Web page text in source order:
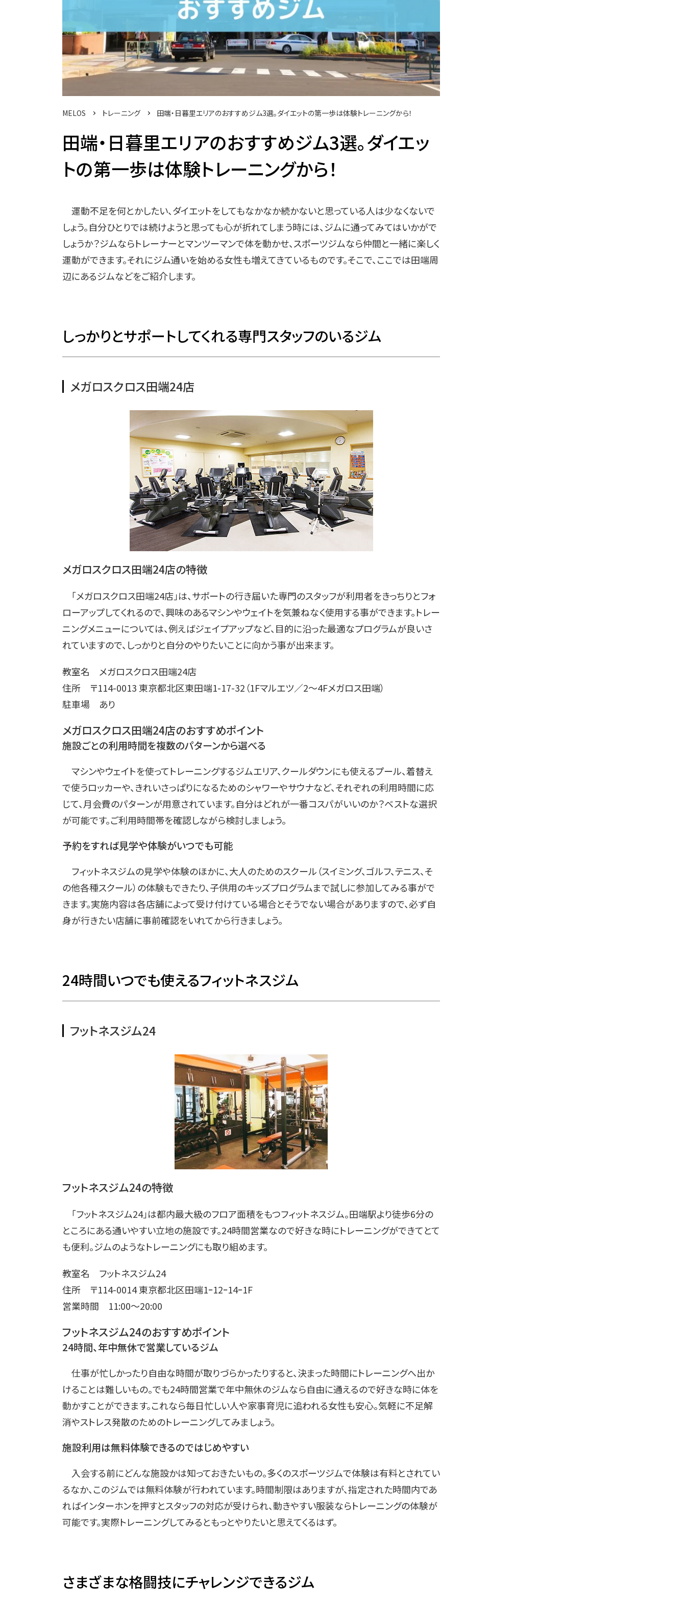
MELOS トレーニング 田端・日暮里エリアのおすすめジム3選。ダイエットの第一歩は体験トレーニングから！
田端・日暮里エリアのおすすめジム3選。ダイエッ
トの第一歩は体験トレーニングから！
運動不足を何とかしたい、ダイエットをしてもなかなか続かないと思っている人は少なくないで
しょう。自分ひとりでは続けようと思っても心が折れてしまう時には、ジムに通ってみてはいかがで
しょうか？ジムならトレーナーとマンツーマンで体を動かせ、スポーツジムなら仲間と一緒に楽しく
運動ができます。それにジム通いを始める女性も増えてきているものです。そこで、ここでは田端周
辺にあるジムなどをご紹介します。
しっかりとサポートしてくれる専門スタッフのいるジム
メガロスクロス田端24店
メガロスクロス田端24店の特徴
「メガロスクロス田端24店」は、サポートの行き届いた専門のスタッフが利用者をきっちりとフォ
ローアップしてくれるので、興味のあるマシンやウェイトを気兼ねなく使用する事ができます。トレー
ニングメニューについては、例えばジェイプアップなど、目的に沿った最適なプログラムが良いさ
れていますので、しっかりと自分のやりたいことに向かう事が出来ます。
教室名 メガロスクロス田端24店
住所 〒114-0013 東京都北区東田端1-17-32（1Fマルエツ／2～4Fメガロス田端）
駐車場 あり
メガロスクロス田端24店のおすすめポイント
施設ごとの利用時間を複数のパターンから選べる
マシンやウェイトを使ってトレーニングするジムエリア、クールダウンにも使えるプール、着替え
で使うロッカーや、きれいさっぱりになるためのシャワーやサウナなど、それぞれの利用時間に応
じて、月会費のパターンが用意されています。自分はどれが一番コスパがいいのか？ベストな選択
が可能です。ご利用時間帯を確認しながら検討しましょう。
予約をすれば見学や体験がいつでも可能
フィットネスジムの見学や体験のほかに、大人のためのスクール（スイミング、ゴルフ、テニス、そ
の他各種スクール）の体験もできたり、子供用のキッズプログラムまで試しに参加してみる事がで
きます。実施内容は各店舗によって受け付けている場合とそうでない場合がありますので、必ず自
身が行きたい店舗に事前確認をいれてから行きましょう。
24時間いつでも使えるフィットネスジム
フットネスジム24
フットネスジム24の特徴
「フットネスジム24」は都内最大級のフロア面積をもつフィットネスジム。田端駅より徒歩6分の
ところにある通いやすい立地の施設です。24時間営業なので好きな時にトレーニングができてとて
も便利。ジムのようなトレーニングにも取り組めます。
教室名 フットネスジム24
住所 〒114-0014 東京都北区田端1ｰ12ｰ14ｰ1F
営業時間 11:00〜20:00
フットネスジム24のおすすめポイント
24時間、年中無休で営業しているジム
仕事が忙しかったり自由な時間が取りづらかったりすると、決まった時間にトレーニングへ出か
けることは難しいもの。でも24時間営業で年中無休のジムなら自由に通えるので好きな時に体を
動かすことができます。これなら毎日忙しい人や家事育児に追われる女性も安心。気軽に不足解
消やストレス発散のためのトレーニングしてみましょう。
施設利用は無料体験できるのではじめやすい
入会する前にどんな施設かは知っておきたいもの。多くのスポーツジムで体験は有料とされてい
るなか、このジムでは無料体験が行われています。時間制限はありますが、指定された時間内であ
ればインターホンを押すとスタッフの対応が受けられ、動きやすい服装ならトレーニングの体験が
可能です。実際トレーニングしてみるともっとやりたいと思えてくるはず。
さまざまな格闘技にチャレンジできるジム